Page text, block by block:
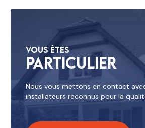
Vous êtes
Particulier
Nous vous mettons en contact
installateurs reconnus pour la